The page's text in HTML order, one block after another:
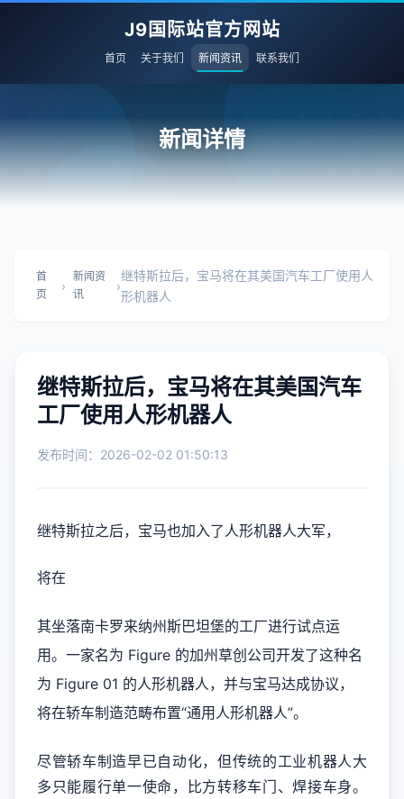
J9国际站官方网站
首页 关于我们 新闻资讯 联系我们
新闻详情
首
页
›
新闻资
讯
›
继特斯拉后，宝马将在其美国汽车工厂使用人
形机器人
继特斯拉后，宝马将在其美国汽车
工厂使用人形机器人
发布时间：2026-02-02 01:50:13
继特斯拉之后，宝马也加入了人形机器人大军，
将在
其坐落南卡罗来纳州斯巴坦堡的工厂进行试点运
用。一家名为 Figure 的加州草创公司开发了这种名
为 Figure 01 的人形机器人，并与宝马达成协议，
将在轿车制造范畴布置“通用人形机器人”。
尽管轿车制造早已自动化，但传统的工业机器人大
多只能履行单一使命，比方转移车门、焊接车身。